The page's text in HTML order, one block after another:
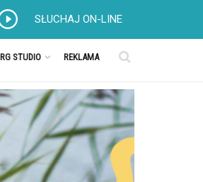
SŁUCHAJ ON-LINE
RG STUDIO REKLAMA